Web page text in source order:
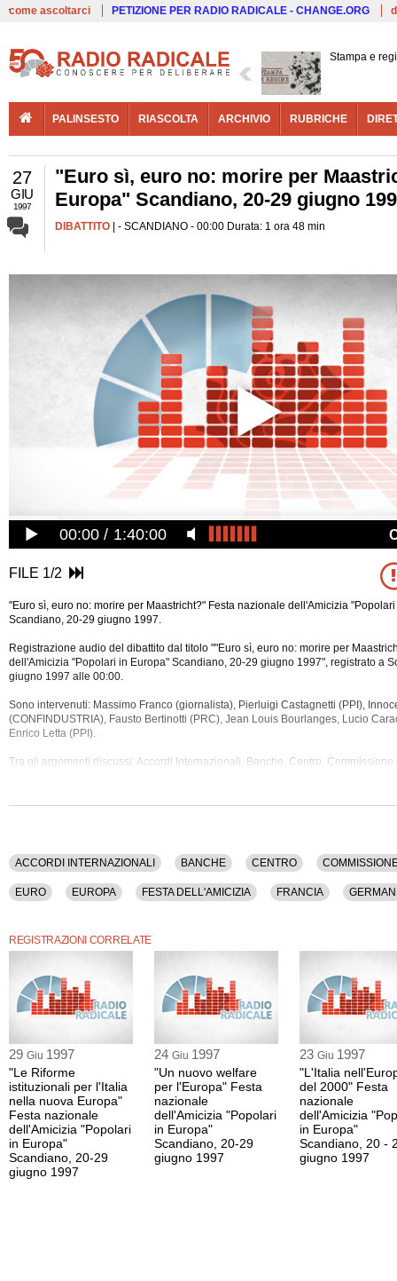
come ascoltarci PETIZIONE PER RADIO RADICALE - CHANGE.ORG
Stampa e
PALINSESTO RIASCOLTA ARCHIVIO RUBRICHE
27
GIU
1997
"Euro sì, euro no: morire per
Europa" Scandiano, 20-29 giugno
DIBATTITO | - SCANDIANO - 00:00 Durata: 1 ora 48 min
00:00 1:40:00
FILE 1/2
"Euro sì, euro no: morire per Maastricht?" Festa nazionale dell'Amicizia
Scandiano, 20-29 giugno 1997.
Registrazione audio del dibattito dal titolo ""Euro sì, euro no: morire per
dell'Amicizia "Popolari in Europa" Scandiano, 20-29 giugno 1997", registrato a
giugno 1997 alle 00:00.
Sono intervenuti: Massimo Franco (giornalista), Pierluigi Castagnetti (PPI),
(CONFINDUSTRIA), Fausto Bertinotti (PRC), Jean Louis Bourlanges, Lucio
Enrico Letta (PPI).
Tra gli argomenti discussi: Accordi Internazionali, Banche, Centro, Commissione
Mercato, Nord, Parlamento, Parlamento, Partiti, Politica, Polo, Ppi, Prc, Prodi,
ACCORDI INTERNAZIONALI
BANCHE CENTRO
EURO EUROPA FESTA DELL'AMICIZIA FRANCIA
POLITICA POLO PPI PRC PRODI SINISTRA
UNIONE EUROPEA
REGISTRAZIONI CORRELATE
29 Giu 1997
"Le Riforme
istituzionali per l'Italia
nella nuova Europa"
Festa nazionale
dell'Amicizia "Popolari
in Europa"
Scandiano, 20-29
giugno 1997
24 Giu 1997
"Un nuovo welfare
per l'Europa" Festa
nazionale
dell'Amicizia "Popolari
in Europa"
Scandiano, 20-29
giugno 1997
23 Giu 1997
"L'Italia
del 2000" Festa
nazionale
dell'Amicizia
in Europa"
Scandiano, 20 -
giugno 1997